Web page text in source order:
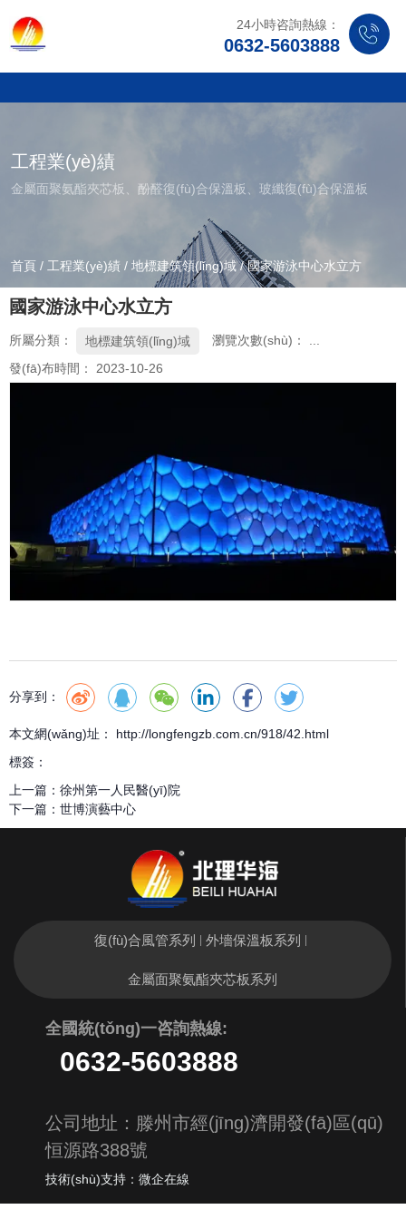
24小時咨詢熱線：
0632-5603888
工程業(yè)績
金屬面聚氨酯夾芯板、酚醛復(fù)合保溫板、玻纖復(fù)合保溫板
首頁 / 工程業(yè)績 / 地標建筑領(lǐng)域 /國家游泳中心水立方
國家游泳中心水立方
所屬分類： 地標建筑領(lǐng)域 瀏覽次數(shù)：
發(fā)布時間： 2023-10-26
分享到：
本文網(wǎng)址： http://longfengzb.com.cn/918/42.html
標簽：
上一篇： 徐州第一人民醫(yī)院
下一篇： 世博演藝中心
復(fù)合風管系列 | 外墻保溫板系列 |
金屬面聚氨酯夾芯板系列
全國統(tǒng)一咨詢熱線:
0632-5603888
公司地址：滕州市經(jīng)濟開發(fā)區(qū)
恒源路388號
技術(shù)支持：微企在線